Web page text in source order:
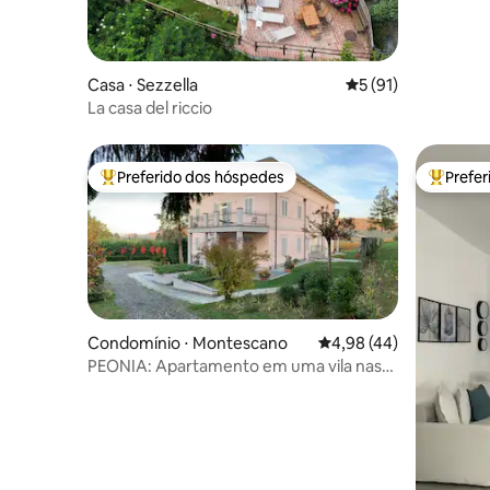
Casa ⋅ Sezzella 5 de uma avaliação
5 (91)
La casa del riccio
Entre os melhores preferidos dos hóspedes
Preferido dos hóspedes
Condomínio ⋅ Montescano 4,98 de uma
4,98 (44)
PEONIA: Apartamento em uma vila nas
Entre